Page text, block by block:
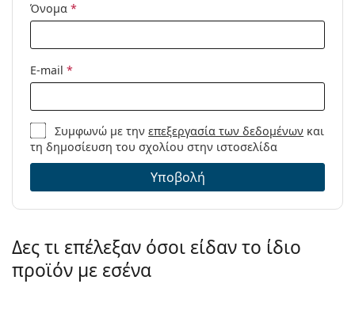
Όνομα *
E-mail *
Συμφωνώ με τηνεπεξεργασία των δεδομένων και
τη δημοσίευση του σχολίου στην ιστοσελίδα
Υποβολή
Δες τι επέλεξαν όσοι είδαν το ίδιο
προϊόν με εσένα